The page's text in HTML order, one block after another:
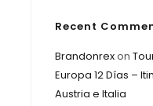
Recent
Brandonrexon
Europa 12 Días –
Austria e Italia